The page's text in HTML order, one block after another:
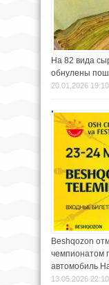
На 82 вида
обнулены
20.01.2026 19:10
Beshqozon
чемпионатом
автомобиль
13.05.2026 22:10